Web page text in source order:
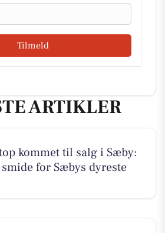
Tilmeld
ARTIKLER
kommet til salg i Sæby:
for Sæbys dyreste